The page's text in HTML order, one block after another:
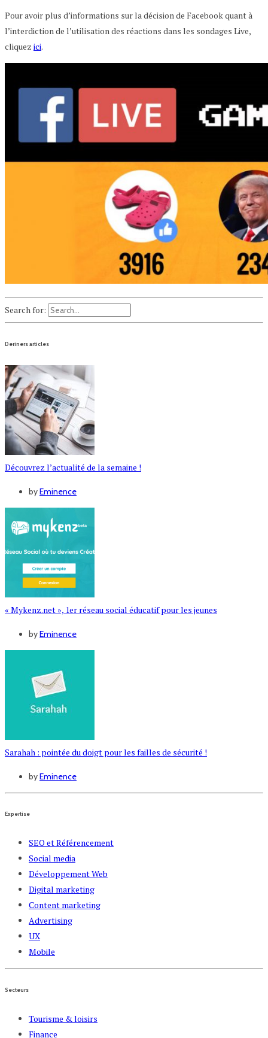
Pour avoir plus d’informations sur la décision de Facebook quant à
l’interdiction de l’utilisation des réactions dans les sondages Live,
cliquez ici.
Search for:
Deriners articles
Découvrez l’actualité de la semaine !
byEminence
« Mykenz.net », 1er réseau social éducatif pour les jeunes
byEminence
Sarahah : pointée du doigt pour les failles de sécurité !
byEminence
Expertise
SEO et Référencement
Social media
Développement Web
Digital marketing
Content marketing
Advertising
UX
Mobile
Secteurs
Tourisme & loisirs
Finance